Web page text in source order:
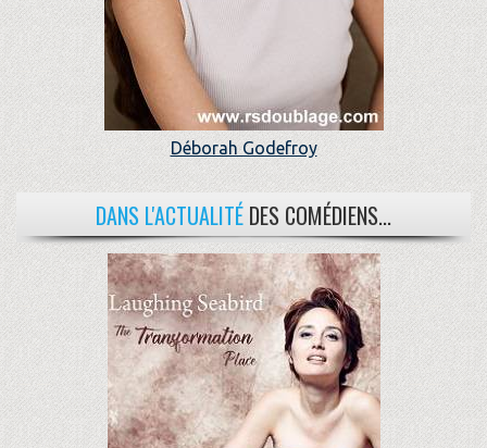
Déborah Godefroy
DANS L'ACTUALITÉ DES COMÉDIENS...